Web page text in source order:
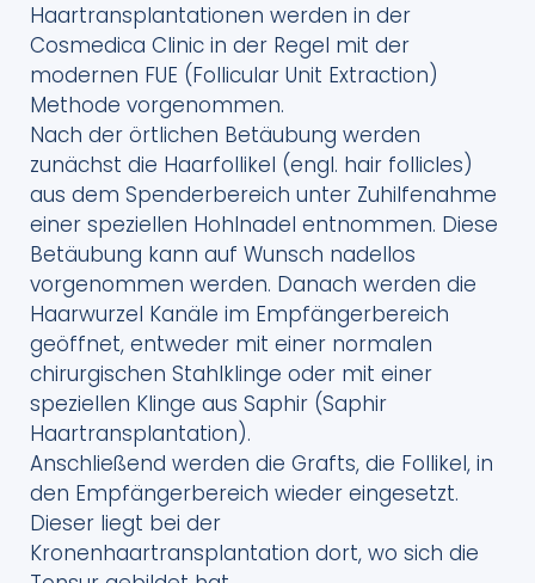
Haartransplantationen werden in der
Cosmedica Clinic in der Regel mit der
modernen FUE (Follicular Unit Extraction)
Methode vorgenommen.
Nach der örtlichen Betäubung werden
zunächst die Haarfollikel (engl. hair follicles)
aus dem Spenderbereich unter Zuhilfenahme
einer speziellen Hohlnadel entnommen. Diese
Betäubung kann auf Wunsch nadellos
vorgenommen werden. Danach werden die
Haarwurzel Kanäle im Empfängerbereich
geöffnet, entweder mit einer normalen
chirurgischen Stahlklinge oder mit einer
speziellen Klinge aus Saphir (Saphir
Haartransplantation).
Anschließend werden die Grafts, die Follikel, in
den Empfängerbereich wieder eingesetzt.
Dieser liegt bei der
Kronenhaartransplantation dort, wo sich die